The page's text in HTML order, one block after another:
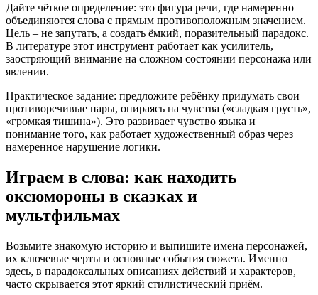
Дайте чёткое определение: это фигура речи, где намеренно
объединяются слова с прямым противоположным значением.
Цель – не запутать, а создать ёмкий, поразительный парадокс.
В литературе этот инструмент работает как усилитель,
заостряющий внимание на сложном состоянии персонажа или
явлении.
Практическое задание: предложите ребёнку придумать свои
противоречивые пары, опираясь на чувства («сладкая грусть»,
«громкая тишина»). Это развивает чувство языка и
понимание того, как работает художественный образ через
намеренное нарушение логики.
Играем в слова: как находить
оксюмороны в сказках и
мультфильмах
Возьмите знакомую историю и выпишите имена персонажей,
их ключевые черты и основные события сюжета. Именно
здесь, в парадоксальных описаниях действий и характеров,
часто скрывается этот яркий стилистический приём.